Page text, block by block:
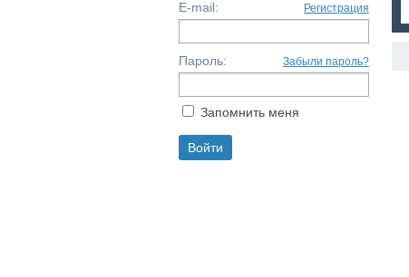
E-mail: Регистрация
Пароль: Забыли пароль?
Запомнить меня